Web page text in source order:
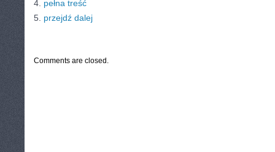
4. pełna treść
5. przejdź dalej
Comments are closed.